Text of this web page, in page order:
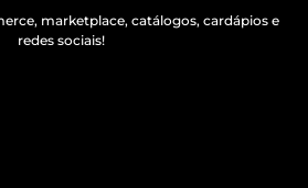
marketplace, catálogos, cardápios e
redes sociais!